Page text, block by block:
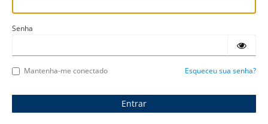
Senha
Mantenha-me conectado Esqueceu sua senha?